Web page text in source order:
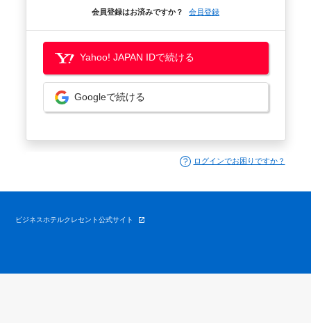
会員登録はお済みですか？ 会員登録
Yahoo! JAPAN IDで続ける
Googleで続ける
ログインでお困りですか？
ビジネスホテルクレセント公式サイト